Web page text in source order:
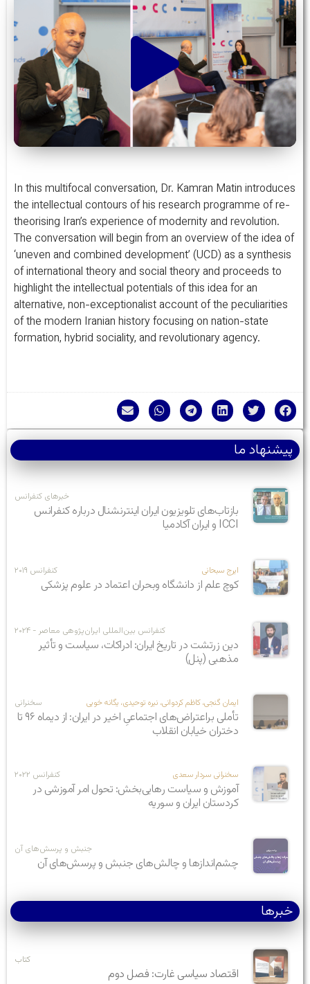
In this multifocal conversation, Dr. Kamran Matin introduces
the intellectual contours of his research programme of re-
theorising Iran’s experience of modernity and revolution.
The conversation will begin from an overview of the idea of
‘uneven and combined development’ (UCD) as a synthesis
of international theory and social theory and proceeds to
highlight the intellectual potentials of this idea for an
alternative, non-exceptionalist account of the peculiarities
of the modern Iranian history focusing on nation-state
formation, hybrid sociality, and revolutionary agency.
پیشنهاد ما
خبرهای کنفرانس
بازتاب‌های تلویزیون ایران اینترنشنال درباره کنفرانس
ICCI و ایران آکادمیا
ایرج سبحانی کنفرانس ۲۰۱۹
کوچ علم از دانشگاه وبحران اعتماد در علوم پزشکی
کنفرانس بین‌المللی ایران‌پژوهی معاصر - ۲۰۲۴
دین زرتشت در تاریخ ایران: ادراکات، سیاست و تأثیر
مذهبی (پنل)
ایمان گنجی، کاظم کردوانی، نیره توحیدی، یگانه خویی سخنرانی
تأملی براعتراض‌های اجتماعیِ اخیر در ایران: از دیماه ۹۶ تا
دختران خیابان انقلاب
سخنرانی سردار سعدی کنفرانس ۲۰۲۲
آموزش و سیاست رهایی‌بخش: تحول امر آموزشی در
کردستان ایران و سوریه
جنبش و پرسش‌های آن
چشم‌اندازها و چالش‌های جنبش و پرسش‌های آن
خبرها
کتاب
اقتصاد سیاسی غارت: فصل دوم